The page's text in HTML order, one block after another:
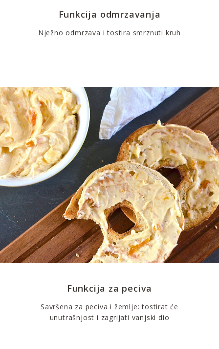
Funkcija odmrzavanja
Nježno odmrzava i tostira smrznuti kruh
Funkcija za peciva
Savršena za peciva i žemlje: tostirat će
unutrašnjost i zagrijati vanjski dio